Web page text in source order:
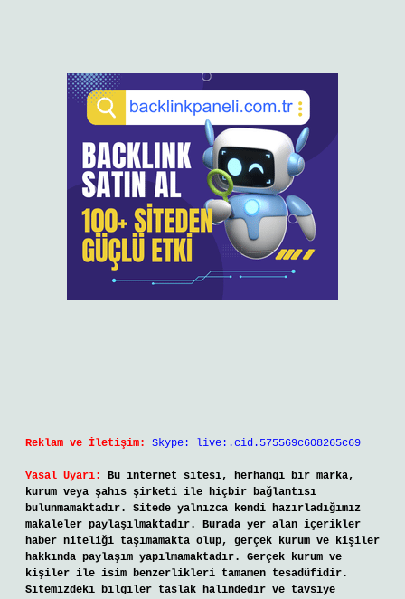
Reklam ve İletişim: Skype: live:.cid.575569c608265c69
Yasal Uyarı:
Bu internet sitesi, herhangi bir marka,
kurum veya şahıs şirketi ile hiçbir bağlantısı
bulunmamaktadır. Sitede yalnızca kendi hazırladığımız
makaleler paylaşılmaktadır. Burada yer alan içerikler
haber niteliği taşımamakta olup, gerçek kurum ve kişiler
hakkında paylaşım yapılmamaktadır. Gerçek kurum ve
kişiler ile isim benzerlikleri tamamen tesadüfidir.
Sitemizdeki bilgiler taslak halindedir ve tavsiye